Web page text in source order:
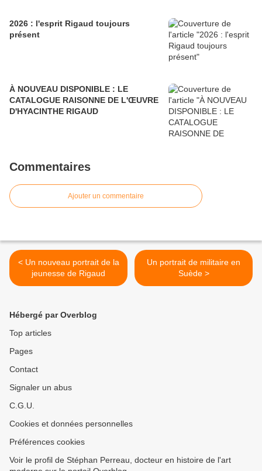
2026 : l'esprit Rigaud toujours
présent
À NOUVEAU DISPONIBLE : LE
CATALOGUE RAISONNE DE L'ŒUVRE
D'HYACINTHE RIGAUD
Commentaires
Ajouter un commentaire
< Un nouveau portrait de la
jeunesse de Rigaud
Un portrait de militaire en
Suède >
Hébergé par Overblog
Top articles
Pages
Contact
Signaler un abus
C.G.U.
Cookies et données personnelles
Préférences cookies
Voir le profil de Stéphan Perreau, docteur en histoire de l'art